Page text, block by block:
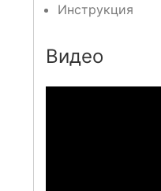
Инструкция
Видео